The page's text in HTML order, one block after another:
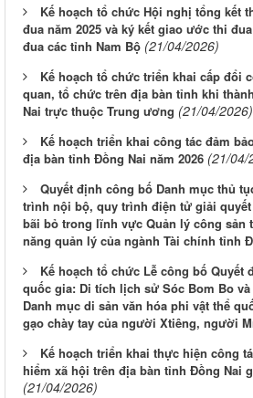
Kế hoạch tổ chức Hội nghị tổng kết
đua năm 2025 và ký kết giao ước thi
đua các tỉnh Nam Bộ (21/04/2026)
Kế hoạch tổ chức triển khai cấp đổi
quan, tổ chức trên địa bàn tỉnh khi
Nai trực thuộc Trung ương (21/04/2026)
Kế hoạch triển khai công tác đảm
địa bàn tỉnh Đồng Nai năm 2026 (21/04/
Quyết định công bố Danh mục thủ
trình nội bộ, quy trình điện tử giải
bãi bỏ trong lĩnh vực Quản lý công sản
năng quản lý của ngành Tài chính tỉnh
Kế hoạch tổ chức Lễ công bố Quyết
quốc gia: Di tích lịch sử Sóc Bom Bo
Danh mục di sản văn hóa phi vật thể
gạo chày tay của người Xtiêng, người
Kế hoạch triển khai thực hiện công
hiểm xã hội trên địa bàn tỉnh Đồng Nai
(21/04/2026)